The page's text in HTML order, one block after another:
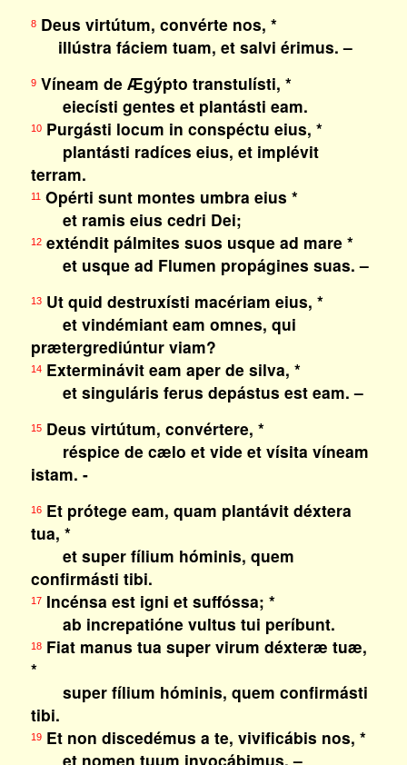
8Deus virtútum, convérte nos, *
illústra fáciem tuam, et salvi érimus. –
9Víneam de Ægýpto transtulísti, *
eiecísti gentes et plantásti eam.
10Purgásti locum in conspéctu eius, *
plantásti radíces eius, et implévit
terram.
11Opérti sunt montes umbra eius *
et ramis eius cedri Dei;
12exténdit pálmites suos usque ad mare *
et usque ad Flumen propágines suas. –
13Ut quid destruxísti macériam eius, *
et vindémiant eam omnes, qui
prætergrediúntur viam?
14Exterminávit eam aper de silva, *
et singuláris ferus depástus est eam. –
15Deus virtútum, convértere, *
réspice de cælo et vide et vísita víneam
istam. -
16Et prótege eam, quam plantávit déxtera
tua, *
et super fílium hóminis, quem
confirmásti tibi.
17Incénsa est igni et suffóssa; *
ab increpatióne vultus tui períbunt.
18Fiat manus tua super virum déxteræ tuæ,
*
super fílium hóminis, quem confirmásti
tibi.
19Et non discedémus a te, vivificábis nos, *
et nomen tuum invocábimus. –